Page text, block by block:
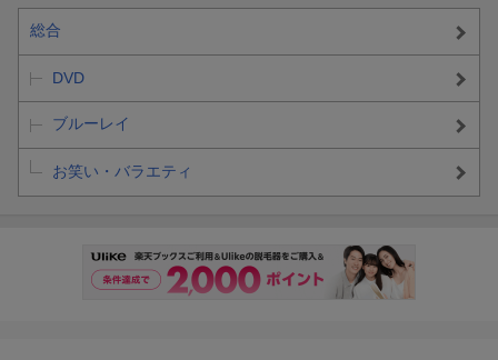
総合
DVD
ブルーレイ
お笑い・バラエティ